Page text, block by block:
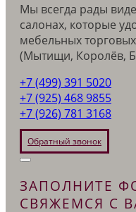
Мы всегда рады
салонах, которые
мебельных
(Мытищи, Королёв,
+7 (499) 391 5020
+7 (925) 468 9855
+7 (926) 781 3168
Обратный звонок
ЗАПОЛНИТЕ
СВЯЖЕМСЯ С